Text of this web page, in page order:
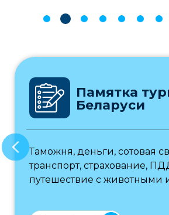
Памятка
Беларуси
Таможня, деньги, сотовая
транспорт, страхование,
путешествие с животными